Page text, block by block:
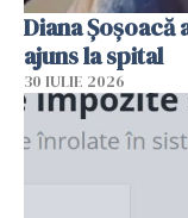
Diana
ajuns la spital
30 IULIE 2026